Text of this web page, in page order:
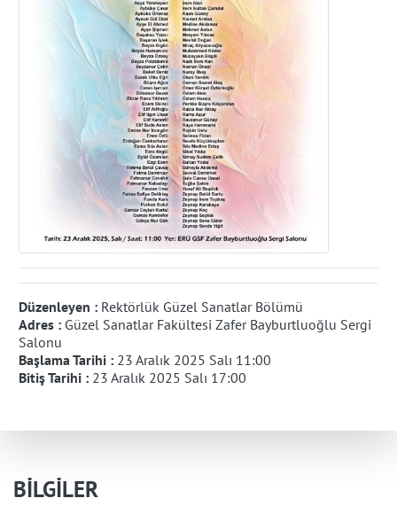
Düzenleyen : Rektörlük Güzel Sanatlar Bölümü
Adres : Güzel Sanatlar Fakültesi Zafer Bayburtluoğlu Sergi
Salonu
Başlama Tarihi : 23 Aralık 2025 Salı 11:00
Bitiş Tarihi : 23 Aralık 2025 Salı 17:00
BİLGİLER